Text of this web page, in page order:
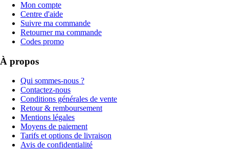
Mon compte
Centre d'aide
Suivre ma commande
Retourner ma commande
Codes promo
À propos
Qui sommes-nous ?
Contactez-nous
Conditions générales de vente
Retour & remboursement
Mentions légales
Moyens de paiement
Tarifs et options de livraison
Avis de confidentialité